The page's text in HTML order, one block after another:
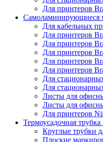
Для принтеров
Самоламинирующиеся
Для кабельных
Для принтеров
Для принтеров
Для принтеров
Для принтеров
Для принтеров
Для
Для
Листы для
Листы для
Для принтеров
Термоусадочная трубка
Круглые трубки
Плоские